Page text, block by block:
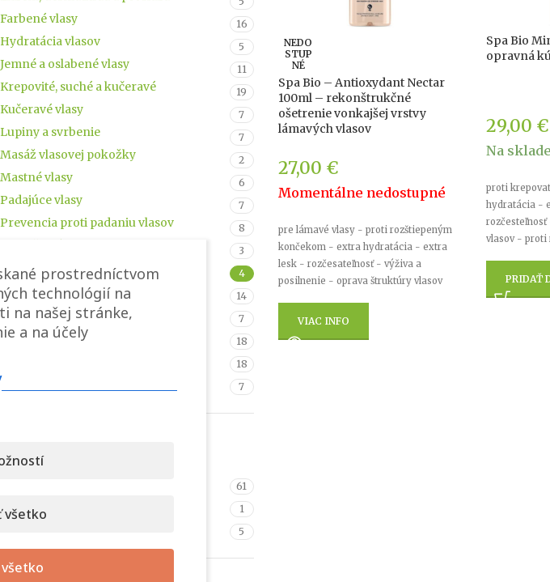
Farbené vlasy 16
Hydratácia vlasov 5
Jemné a oslabené vlasy 11
Krepovité, suché a kučeravé 19
Kučeravé vlasy 7
Lupiny a svrbenie 7
Masáž vlasovej pokožky 2
Mastné vlasy 6
Padajúce vlasy 7
Prevencia proti padaniu vlasov 8
3
Rozštiepené končeky 4
Suché a tenké vlasy 14
Svrbenie vlasovej pokožky 7
Všetky typy vlasov 18
18
Zväčšenie objemu vlasov 7
61
1
5
NEDO
STUP
NÉ
Spa Bio – Antioxydant Nectar
100ml – rekonštrukčné
ošetrenie vonkajšej vrstvy
lámavých vlasov
27,00 €
Momentálne nedostupné
pre lámavé vlasy - proti rozštiepeným
končekom - extra hydratácia - extra
lesk - rozčesateľnosť - výživa a
posilnenie - oprava štruktúry vlasov
VIAC INFO
Spa Bio
opravná
29,00 €
Na sklade
proti
hydratácia -
vlasov - proti
PRIDAŤ
prostredníctvom
technológií na
na našej stránke,
a na účely
všetko